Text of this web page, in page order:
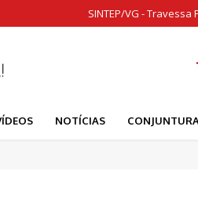
SINTEP/VG -
NOTÍCIAS